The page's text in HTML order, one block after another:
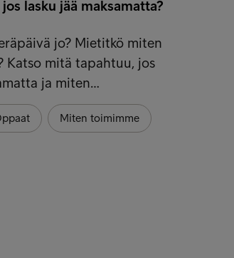
lasku jää maksamatta?
jo? Mietitkö miten
Katso mitä tapahtuu, jos
ja miten…
Miten toimimme